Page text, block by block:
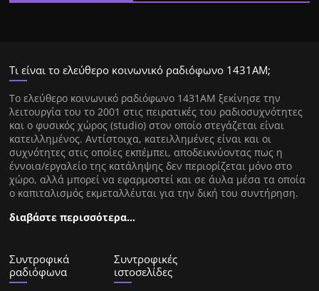
Τι είναι το ελεύθερο κοινωνικό ραδιόφωνο 1431ΑΜ;
Tο ελεύθερο κοινωνικό ραδιόφωνο 1431AM ξεκίνησε την
λειτουργία του το 2001 στις πειρατικές του ραδιοσυχνότητες
και ο φυσικός χώρος (studio) στον οποίο στεγάζεται είναι
κατειλλημένος. Αντίστοιχα, κατειλλημένες είναι και οι
συχνότητες στις οποίες εκπέμπει, αποδεικνύοντας πως η
έννοια/εργαλείο της κατάληψης δεν περιορίζεται μόνο στο
χώρο, αλλά μπορεί να εφαρμοστεί και σε άυλα μέσα τα οποία
ο καπιταλισμός εκμεταλλέυται για την δική του συντήρηση.
διαβάστε περισσότερα…
Συντροφικά
ραδιόφωνα
Συντροφικές
ιστοσελίδες